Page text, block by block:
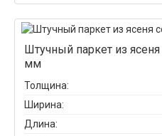
Штучный паркет из
мм
Толщина:
Ширина:
Длина: